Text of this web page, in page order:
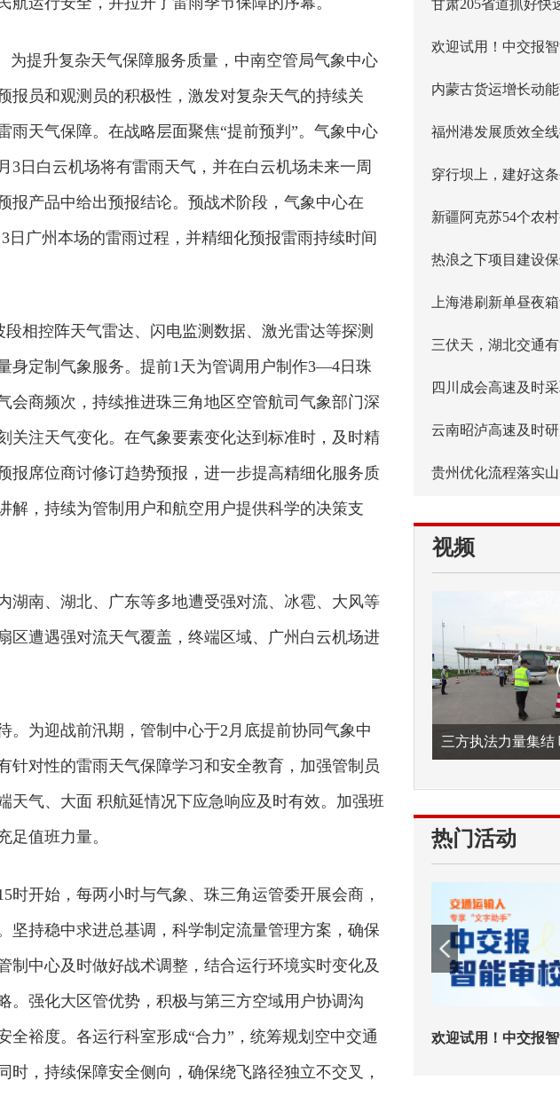
为提升复杂天气保障服务质量，中南空管局气象中心
报员和观测员的积极性，激发对复杂天气的持续关
天气保障。在战略层面聚焦“提前预判”。气象中心
3日白云机场将有雷雨天气，并在白云机场未来一周
报产品中给出预报结论。预战术阶段，气象中心在
广州本场的雷雨过程，并精细化预报雷雨持续时间
相控阵天气雷达、闪电监测数据、激光雷达等探测
身定制气象服务。提前1天为管调用户制作3—4日珠
会商频次，持续推进珠三角地区空管航司气象部门深
关注天气变化。在气象要素变化达到标准时，及时精
报席位商讨修订趋势预报，进一步提高精细化服务质
解，持续为管制用户和航空用户提供科学的决策支
湖南、湖北、广东等多地遭受强对流、冰雹、大风等
区遭遇强对流天气覆盖，终端区域、广州白云机场进
。为迎战前汛期，管制中心于2月底提前协同气象中
针对性的雷雨天气保障学习和安全教育，加强管制员
天气、大面 积航延情况下应急响应及时有效。加强班
足值班力量。
开始，每两小时与气象、珠三角运管委开展会商，
坚持稳中求进总基调，科学制定流量管理方案，确保
制中心及时做好战术调整，结合运行环境实时变化及
。强化大区管优势，积极与第三方空域用户协调沟
裕度。各运行科室形成“合力”，统筹规划空中交通
，持续保障安全侧向，确保绕飞路径独立不交叉，
欢迎试用！中交报
内蒙古货运增长动
福州港发展质效全
穿行坝上，建好这
新疆阿克苏54个农
热浪之下项目建设
上海港刷新单昼夜
三伏天，湖北交通
贵州优化流程落实
视频
热门活动
交通运输执法“我是大队长”主题活动 欢迎试用！中交报智能审校系统上